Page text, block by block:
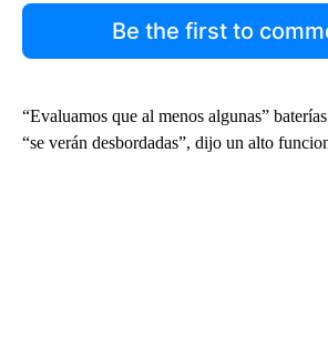
Be the first to
“Evaluamos que al menos algunas”
“se verán desbordadas”, dijo un alto